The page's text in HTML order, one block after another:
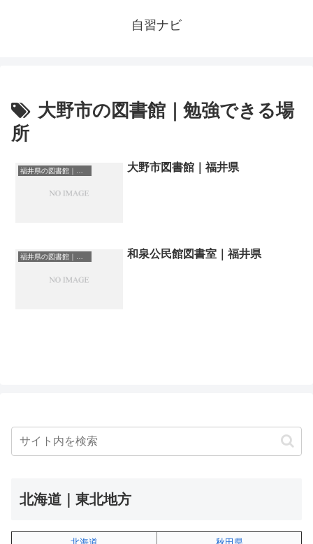
自習ナビ
大野市の図書館｜勉強できる場
所
大野市図書館｜福井県
福井県の図書館｜勉強できる場所 和泉公民館図書室｜福井県
北海道｜東北地方